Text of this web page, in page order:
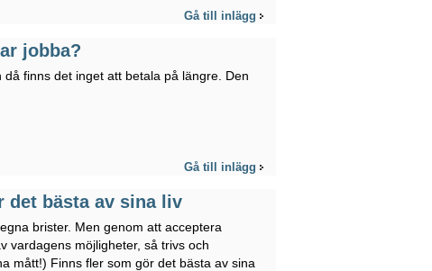
Gå till inlägg
jobba?
finns det inget att betala på längre. Den
Gå till inlägg
det bästa av sina liv
brister. Men genom att acceptera
vardagens möjligheter, så trivs och
mått!) Finns fler som gör det bästa av sina